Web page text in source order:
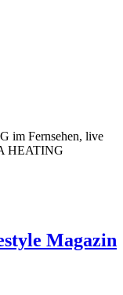
im Fernsehen, live
HEATING
Magazin